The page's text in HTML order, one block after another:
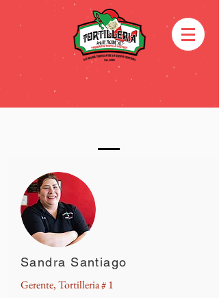
Gerente, Tortilleria # 1
Sandra Santiago